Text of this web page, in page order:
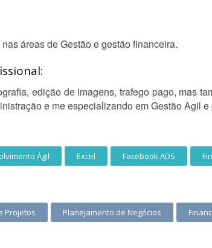
áreas de Gestão e gestão financeira.
edição de imagens, trafego pago, mas
e me especializando em Gestão Agil
Ágil Excel Facebook ADS
Projetos Planejamento de Negócios